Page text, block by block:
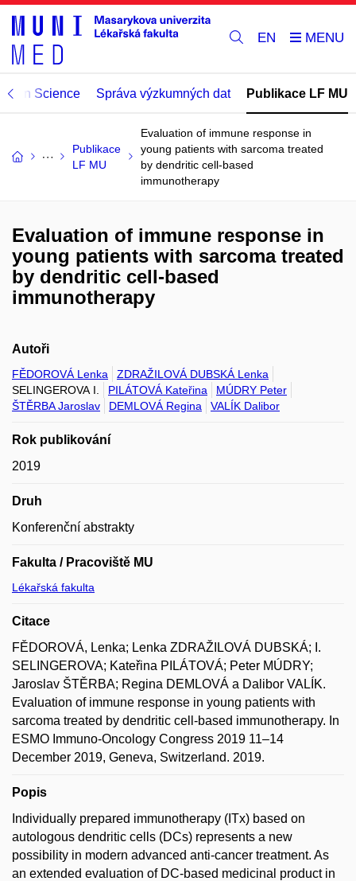
EN
Open Science Správa výzkumných dat Publikace LF MU
Publikace
LF MU
Evaluation of immune response in
young patients with sarcoma treated
by dendritic cell-based
immunotherapy
Evaluation of immune response in
young patients with sarcoma treated
by dendritic cell-based
immunotherapy
Autoři
FĚDOROVÁ Lenka
ZDRAŽILOVÁ DUBSKÁ Lenka
SELINGEROVA I.
PILÁTOVÁ Kateřina
MÚDRY Peter
ŠTĚRBA Jaroslav
DEMLOVÁ Regina VALÍK Dalibor
Rok publikování
2019
Druh
Konferenční abstrakty
Fakulta / Pracoviště MU
Lékařská fakulta
Citace
FĚDOROVÁ, Lenka; Lenka ZDRAŽILOVÁ DUBSKÁ; I.
SELINGEROVA; Kateřina PILÁTOVÁ; Peter MÚDRY;
Jaroslav ŠTĚRBA; Regina DEMLOVÁ a Dalibor VALÍK.
Evaluation of immune response in young patients with
sarcoma treated by dendritic cell-based immunotherapy. In
ESMO Immuno-Oncology Congress 2019 11–14
December 2019, Geneva, Switzerland. 2019.
Popis
Individually prepared immunotherapy (ITx) based on
autologous dendritic cells (DCs) represents a new
possibility in modern advanced anti-cancer treatment. As
an extended evaluation of DC-based medicinal product in